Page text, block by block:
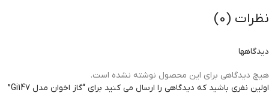
نظرات (0)
دیدگاهها
هیچ دیدگاهی برای این محصول نوشته نشده است.
اولین نفری باشید که دیدگاهی را ارسال می کنید برای “گاز اخوان مدل Gi147”